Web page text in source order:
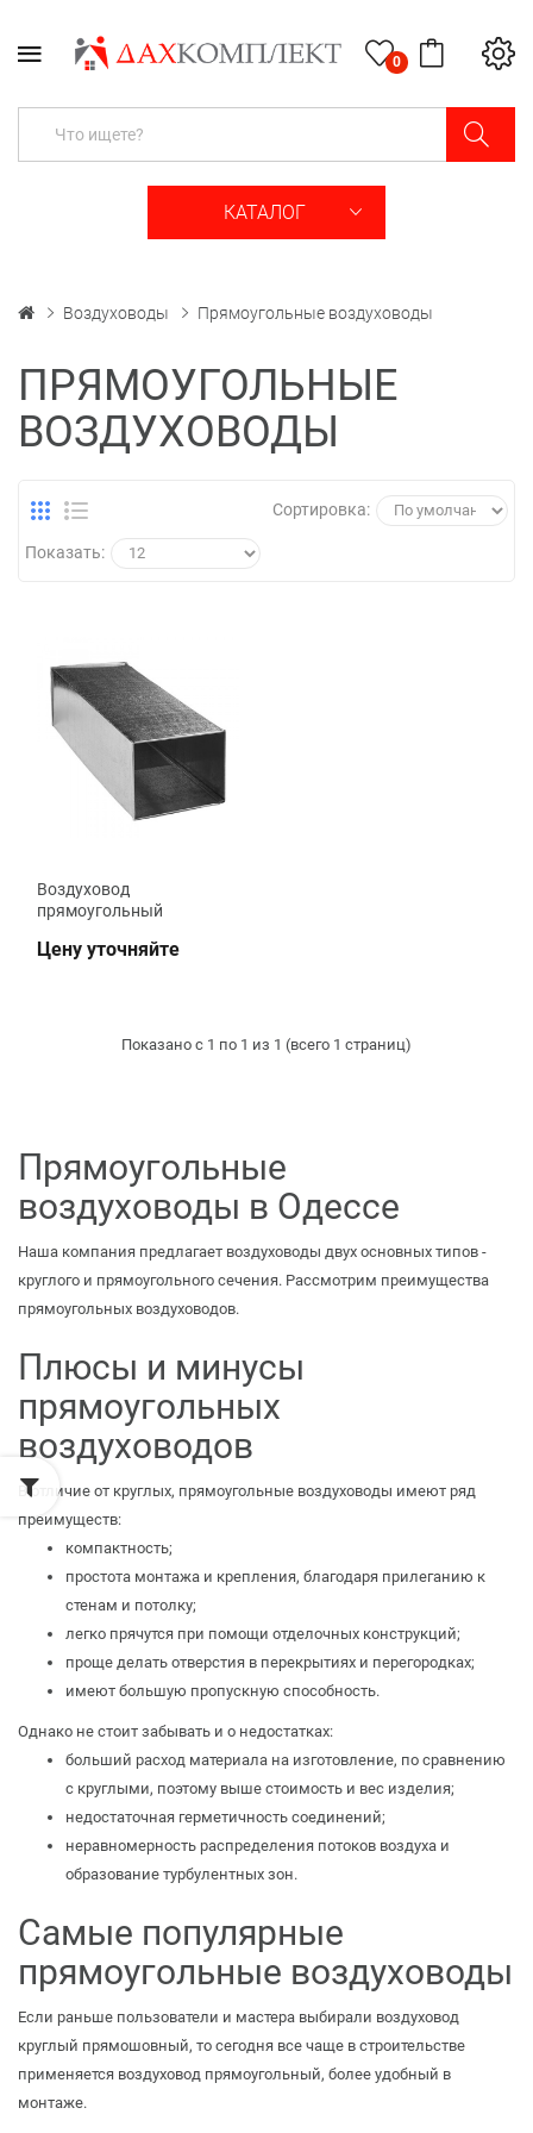
0
КАТАЛОГ
Воздуховоды Прямоугольные воздуховоды
ПРЯМОУГОЛЬНЫЕ
ВОЗДУХОВОДЫ
Сортировка:
Показать:
Воздуховод
прямоугольный
Цену уточняйте
Показано с 1 по 1 из 1 (всего 1 страниц)
Прямоугольные
воздуховоды в Одессе
Наша компания предлагает воздуховоды двух основных типов -
круглого и прямоугольного сечения. Рассмотрим преимущества
прямоугольных воздуховодов.
Плюсы и минусы
прямоугольных
воздуховодов
В отличие от круглых, прямоугольные воздуховоды имеют ряд
преимуществ:
компактность;
простота монтажа и крепления, благодаря прилеганию к
стенам и потолку;
легко прячутся при помощи отделочных конструкций;
проще делать отверстия в перекрытиях и перегородках;
имеют большую пропускную способность.
Однако не стоит забывать и о недостатках:
больший расход материала на изготовление, по сравнению
с круглыми, поэтому выше стоимость и вес изделия;
недостаточная герметичность соединений;
неравномерность распределения потоков воздуха и
образование турбулентных зон.
Самые популярные
прямоугольные воздуховоды
Если раньше пользователи и мастера выбирали воздуховод
круглый прямошовный, то сегодня все чаще в строительстве
применяется воздуховод прямоугольный, более удобный в
монтаже.